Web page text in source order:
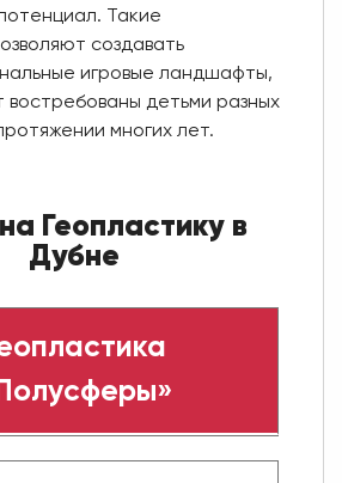
Такие
создавать
игровые ландшафты,
востребованы детьми разных
многих лет.
Геопластику в
Дубне